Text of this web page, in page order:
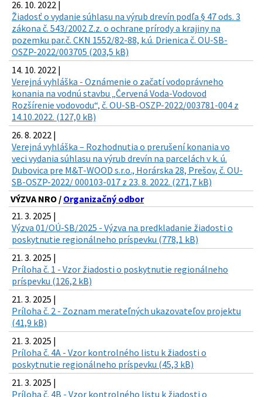
26. 10. 2022 |
Žiadosť o vydanie súhlasu na výrub drevín podľa § 47 ods. 3
zákona č. 543/2002 Z.z. o ochrane prírody a krajiny na
pozemku par.č. CKN 1552/82-88, k.ú. Drienica č. OU-SB-
OSZP-2022/003705 (203,5 kB)
14. 10. 2022 |
Verejná vyhláška - Oznámenie o začatí vodoprávneho
konania na vodnú stavbu „Červená Voda-Vodovod
Rozšírenie vodovodu“, č. OU-SB-OSZP-2022/003781-004 z
14.10.2022. (127,0 kB)
26. 8. 2022 |
Verejná vyhláška – Rozhodnutia o prerušení konania vo
veci vydania súhlasu na výrub drevín na parcelách v k. ú.
Dubovica pre M&T-WOOD s.r.o., Horárska 28, Prešov, č. OU-
SB-OSZP-2022/ 000103-017 z 23. 8. 2022. (271,7 kB)
VÝZVA NRO / Organizačný odbor
21. 3. 2025 |
Výzva 01/OÚ-SB/2025 - Výzva na predkladanie žiadosti o
poskytnutie regionálneho príspevku (778,1 kB)
21. 3. 2025 |
Príloha č. 1 - Vzor žiadosti o poskytnutie regionálneho
príspevku (126,2 kB)
21. 3. 2025 |
Príloha č. 2 - Zoznam merateľných ukazovateľov projektu
(41,9 kB)
21. 3. 2025 |
Príloha č. 4A - Vzor kontrolného listu k žiadosti o
poskytnutie regionálneho príspevku (45,3 kB)
21. 3. 2025 |
Príloha č. 4B - Vzor kontrolného listu k žiadosti o